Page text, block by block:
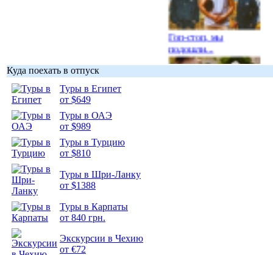
Гоп-стоп, мы
подошли...
Куда поехать в отпуск
Туры в Египет
от $649
Туры в ОАЭ
от $989
Туры в Турцию
от $810
Туры в Шри-Ланку
от $1388
Туры в Карпаты
от 840 грн.
Экскурсии в Чехию
от €72